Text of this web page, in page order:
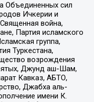
Объединенных сил
Ичкерии и
война,
Партия исламского
группа,
Туркестана,
возрождения
Джунд аш-Шам,
Кавказ, АБТО,
Джабха аль-
имени К.